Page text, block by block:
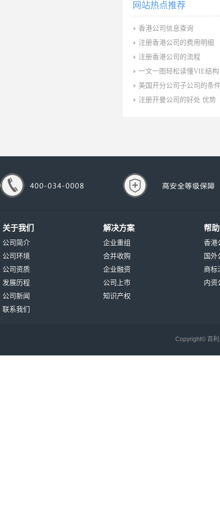
网站热点推荐
香港公司信息查询
注册香港公司的费用明细
注册香港公司的流程
一文一图轻松读懂VIE结
美国开分公司子公司的条
注册开曼公司的好处 优势
关于我们
公司简介
公司环境
公司资质
发展历程
公司新闻
联系我们
解决方案
企业重组
合并收购
企业融资
公司上市
知识产权
帮
香港
国外
商标
内资
Copyright© 百